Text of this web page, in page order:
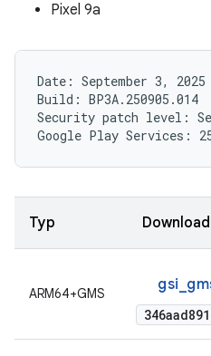
Pixel 9a
Date: September 3, 2025
Build: BP3A.250905.014
Security patch level:
Typ
ARM64+GMS